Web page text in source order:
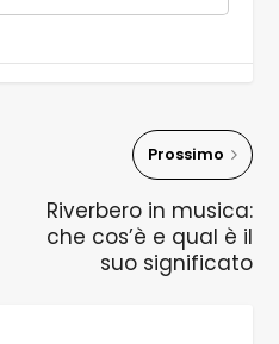
Prossimo
Riverbero in musica:
che cos’è e qual è il
suo significato